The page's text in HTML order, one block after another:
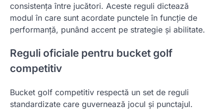
consistența între jucători. Aceste reguli dictează
modul în care sunt acordate punctele în funcție de
performanță, punând accent pe strategie și abilitate.
Reguli oficiale pentru bucket golf
competitiv
Bucket golf competitiv respectă un set de reguli
standardizate care guvernează jocul și punctajul.